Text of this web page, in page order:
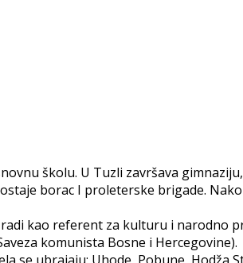
školu. U Tuzli završava
borac I proleterske brigade.
kao referent za kulturu i
komunista Bosne i Hercegovine).